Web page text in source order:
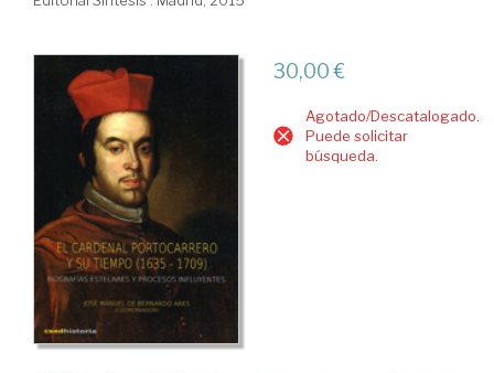
30,00 €
Agotado/Descatalogado.
Puede solicitar
búsqueda.